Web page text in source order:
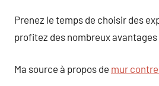
Prenez le temps de choisir des
profitez des nombreux avantages
Ma source à propos de mur